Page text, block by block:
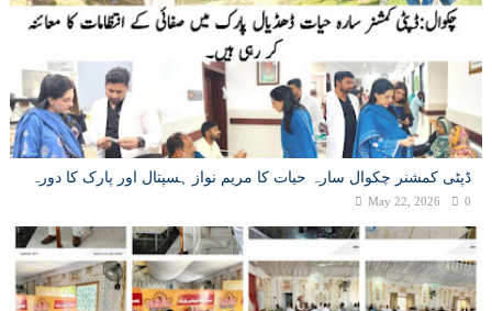
ڈپٹی کمشنر چکوال سارہ حیات کا مریم نواز ہسپتال اور پارک کا دورہ
May 22, 2026 0